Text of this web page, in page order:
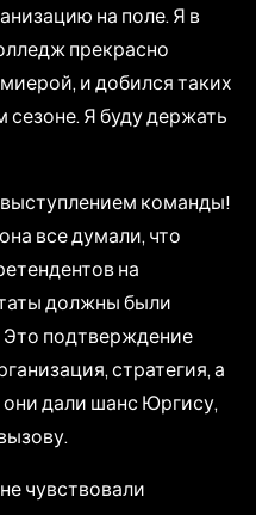
на поле. Я в
прекрасно
и добился таких
сезоне. Я буду держать
команды!
все думали, что
на
должны были
Это подтверждение
стратегия, а
дали шанс Юргису,
чувствовали